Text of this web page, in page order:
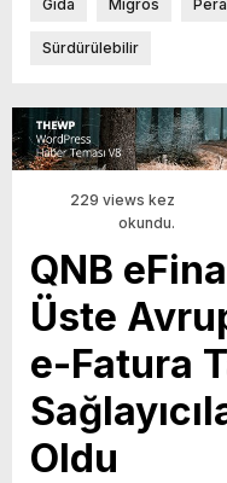
Gıda Migros
Sürdürülebilir
229 views kez
okundu.
QNB
Üste
e-Fatura
Oldu